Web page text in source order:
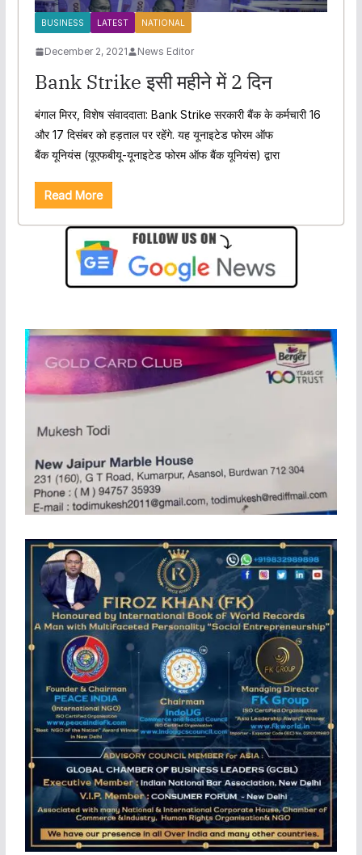
BUSINESS LATEST NATIONAL
December 2, 2021 News Editor
Bank Strike इसी महीने में 2 दिन
बंगाल मिरर, विशेष संवाददाता: Bank Strike सरकारी बैंक के कर्मचारी 16
और 17 दिसंबर को हड़ताल पर रहेंगे. यह यूनाइटेड फोरम ऑफ
बैंक यूनियंस (यूएफबीयू-यूनाइटेड फोरम ऑफ बैंक यूनियंस) द्वारा
Read More